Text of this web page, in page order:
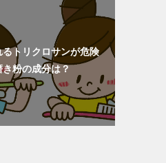
トリクロサンが危険
粉の成分は？